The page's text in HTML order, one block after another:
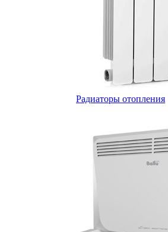
Радиаторы отопления